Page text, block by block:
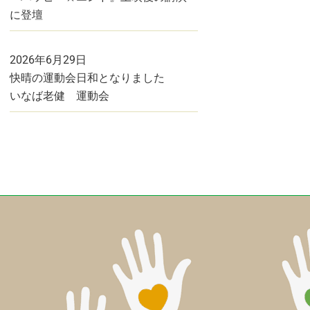
に登壇
2026年6月29日
快晴の運動会日和となりました
いなば老健 運動会